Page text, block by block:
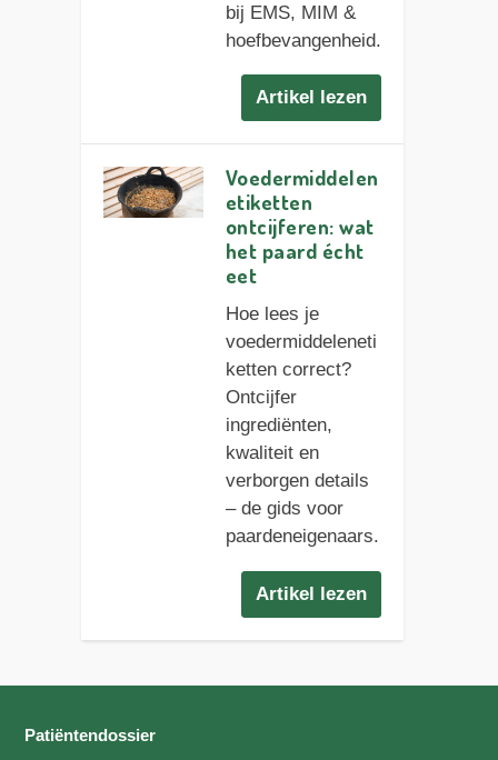
bij EMS, MIM &
hoefbevangenheid.
Artikel lezen
Voedermiddelen
etiketten
ontcijferen: wat
het paard écht
eet
Hoe lees je
voedermiddeleneti
ketten correct?
Ontcijfer
ingrediënten,
kwaliteit en
verborgen details
– de gids voor
paardeneigenaars.
Artikel lezen
Patiëntendossier